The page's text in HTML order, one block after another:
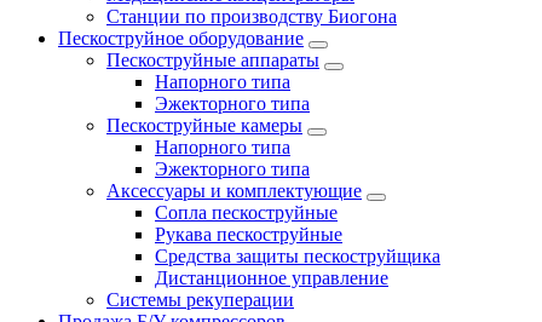
Станции по производству Биогона
Пескоструйное оборудование
Пескоструйные аппараты
Напорного типа
Эжекторного типа
Пескоструйные камеры
Напорного типа
Эжекторного типа
Аксессуары и комплектующие
Сопла пескоструйные
Рукава пескоструйные
Средства защиты пескоструйщика
Дистанционное управление
Системы рекуперации